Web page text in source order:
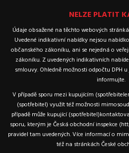
NELZE PLATIT
Údaje obsažené na těchto webových
Uvedené indikativní nabídky nejsou
občanského zákoníku, ani se nejedná o
zákoníku. Z uvedených indikativních
smlouvy. Ohledně možnosti odpočtu DPH
informujte.
V případě sporu mezi kupujícím
(spotřebitel) využít též možnosti
případě může kupující
sporu, kterým je Česká obchodní inspekce
pravidel tam uvedených. Více informací o
též na stránkách České